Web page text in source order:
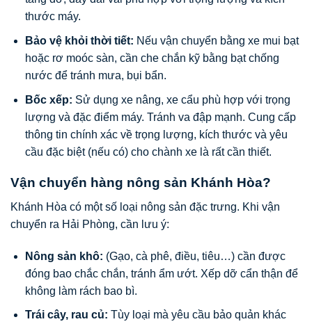
thước máy.
Bảo vệ khỏi thời tiết: Nếu vận chuyển bằng xe mui bạt
hoặc rơ moóc sàn, cần che chắn kỹ bằng bạt chống
nước để tránh mưa, bụi bẩn.
Bốc xếp: Sử dụng xe nâng, xe cẩu phù hợp với trọng
lượng và đặc điểm máy. Tránh va đập mạnh. Cung cấp
thông tin chính xác về trọng lượng, kích thước và yêu
cầu đặc biệt (nếu có) cho chành xe là rất cần thiết.
Vận chuyển hàng nông sản Khánh Hòa?
Khánh Hòa có một số loại nông sản đặc trưng. Khi vận
chuyển ra Hải Phòng, cần lưu ý:
Nông sản khô: (Gạo, cà phê, điều, tiêu…) cần được
đóng bao chắc chắn, tránh ẩm ướt. Xếp dỡ cẩn thận để
không làm rách bao bì.
Trái cây, rau củ: Tùy loại mà yêu cầu bảo quản khác